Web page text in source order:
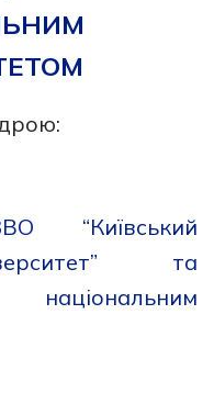
“Київський
та